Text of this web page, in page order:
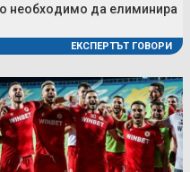
необходимо да елиминира
ЕКСПЕРТЪТ ГОВОРИ